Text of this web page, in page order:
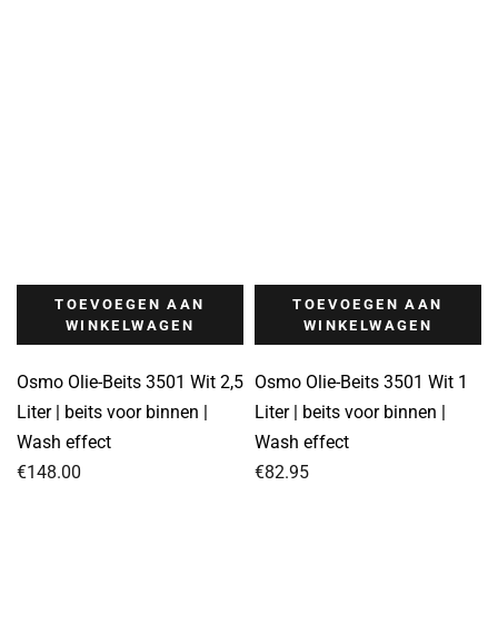
TOEVOEGEN AAN
WINKELWAGEN
Osmo Olie-Beits 3501 Wit 2,5
Liter | beits voor binnen |
Wash effect
€148.00
TOEVOEGEN AAN
WINKELWAGEN
Osmo Olie-Beits 3501 Wit 1
Liter | beits voor binnen |
Wash effect
€82.95